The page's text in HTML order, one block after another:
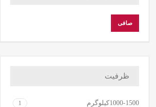
صافی
ظرفیت
1000-1500کیلوگرم 1